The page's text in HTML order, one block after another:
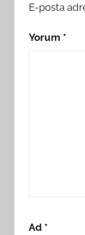
E-posta
Yorum *
Ad *